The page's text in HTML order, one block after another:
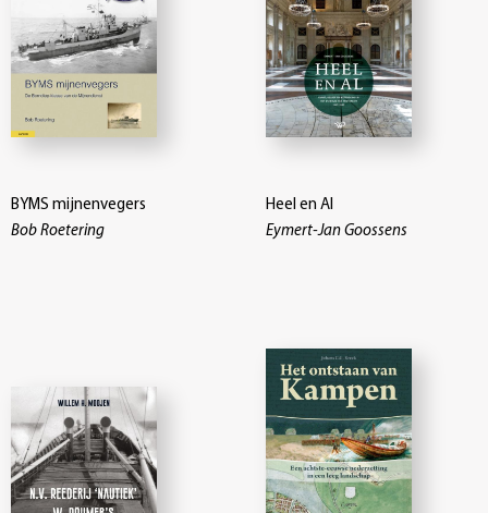
BYMS mijnenvegers
Bob Roetering
Heel en Al
Eymert-Jan Goossens